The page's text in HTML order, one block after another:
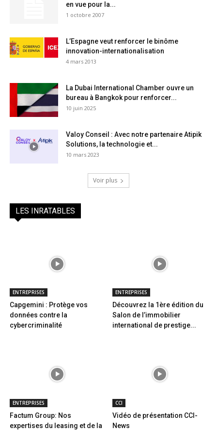
en vue pour la...
1 octobre 2007
L’Espagne veut renforcer le binôme
innovation-internationalisation
4 mars 2013
La Dubai International Chamber ouvre un
bureau à Bangkok pour renforcer...
10 juin 2025
Valoy Conseil : Avec notre partenaire Atipik
Solutions, la technologie et...
10 mars 2023
Voir plus
LES INRATABLES
ENTREPRISES
Capgemini : Protège vos
données contre la
cybercriminalité
ENTREPRISES
Découvrez la 1ère édition du
Salon de l’immobilier
international de prestige...
ENTREPRISES
Factum Group: Nos
expertises du leasing et de la
CCI
Vidéo de présentation CCI-
News